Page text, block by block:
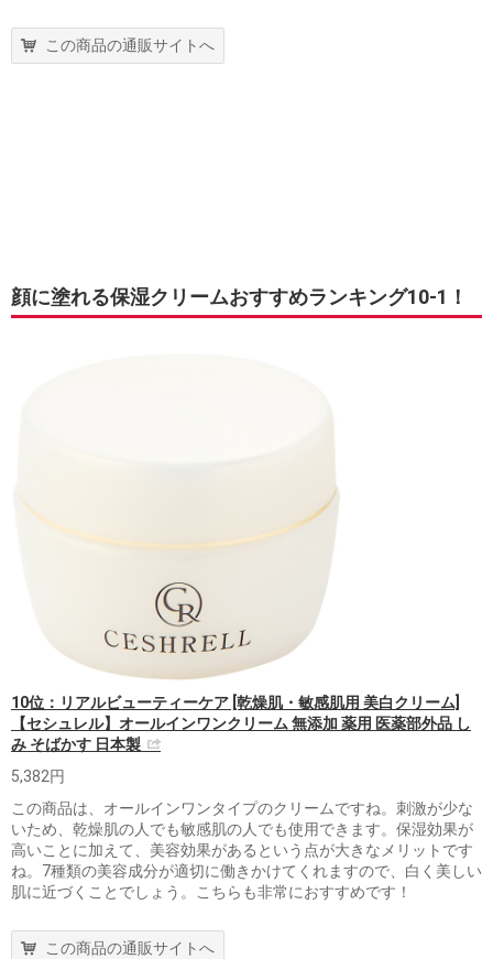
この商品の通販サイトへ
顔に塗れる保湿クリームおすすめランキング10-1！
10位：リアルビューティーケア [乾燥肌・敏感肌用 美白クリーム]
【セシュレル】オールインワンクリーム 無添加 薬用 医薬部外品 し
み そばかす 日本製
5,382円
この商品は、オールインワンタイプのクリームですね。刺激が少な
いため、乾燥肌の人でも敏感肌の人でも使用できます。保湿効果が
高いことに加えて、美容効果があるという点が大きなメリットです
ね。7種類の美容成分が適切に働きかけてくれますので、白く美しい
肌に近づくことでしょう。こちらも非常におすすめです！
この商品の通販サイトへ